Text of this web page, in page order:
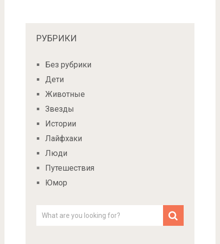
РУБРИКИ
Без рубрики
Дети
Животные
Звезды
Истории
Лайфхаки
Люди
Путешествия
Юмор